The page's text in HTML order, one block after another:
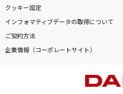
クッキー設定
インフォマティブデータの取得について
ご契約方法
企業情報（コーポレートサイト）